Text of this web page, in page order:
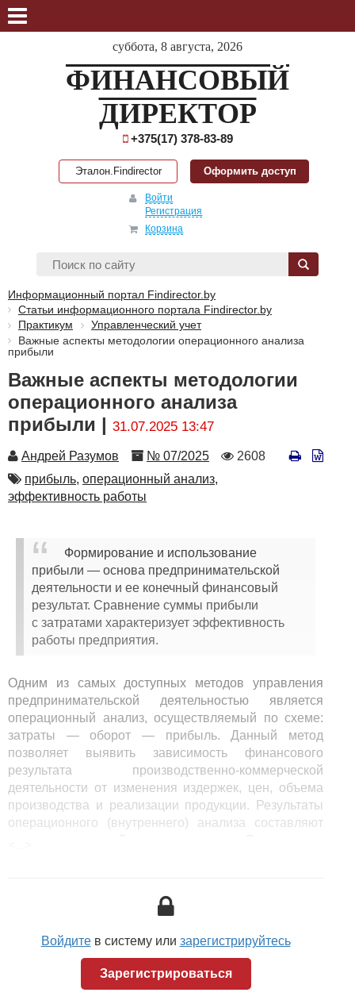
суббота, 8 августа, 2026
ФИНАНСОВЫЙ
ДИРЕКТОР
+375(17) 378-83-89
Эталон.Findirector Оформить доступ
Войти
Регистрация
Корзина
Информационный портал Findirector.by
Статьи информационного портала Findirector.by
Практикум
Управленческий учет
Важные аспекты методологии операционного анализа
прибыли
Важные аспекты методологии
операционного анализа
прибыли | 31.07.2025 13:47
Автор
Андрей Разумов Номер
№ 07/2025
Количество
2608
Автор
прибыль, операционный анализ,
эффективность работы
Формирование и использование
прибыли — основа предпринимательской
деятельности и ее конечный финансовый
результат. Сравнение суммы прибыли
с затратами характеризует эффективность
работы предприятия.
Одним из самых доступных методов управления
предпринимательской деятельностью является
операционный анализ, осуществляемый по схеме:
затраты — оборот — прибыль. Данный метод
позволяет выявить зависимость финансового
результата производственно-коммерческой
деятельности от изменения издержек, цен, объема
производства и реализации продукции. Результаты
операционного (внутреннего) анализа составляют
оценить чувствительность прибыли к изменению
основных показателей-факторов, формирующих
ее уровень;
прогнозировать уровень показателей
рентабельности на основе расчета «Запас
Войдитев систему или зарегистрируйтесь
Зарегистрироваться